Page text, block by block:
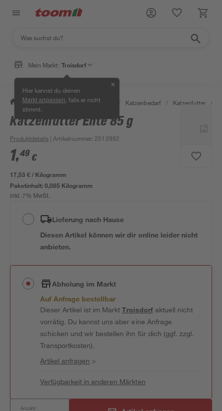
Mein Markt: Troisdorf
Hier kannst du deinen
Markt anpassen , falls er nicht
stimmt.
✕
/ Garten & Freizeit / Tierbedarf / Katzenbedarf / Katzenfutter /
Katzenfutter Ente 85 g
Produktdetails | Artikelnummer: 2512882
1,49 €
17,53 € / Kilogramm
Paketinhalt:0,085 Kilogramm
inkl. 7% MwSt.
Lieferung nach Hause
Diesen Artikel können wir dir online leider nicht
anbieten.
Abholung im Markt
Auf Anfrage bestellbar
Dieser Artikel ist im MarktTroisdorfaktuell nicht
vorrätig. Du kannst uns aber eine Anfrage
schicken und wir bestellen ihn für dich (ggf. zzgl.
Transportkosten).
Artikel anfragen >
Verfügbarkeit in anderen Märkten
Anzahl: